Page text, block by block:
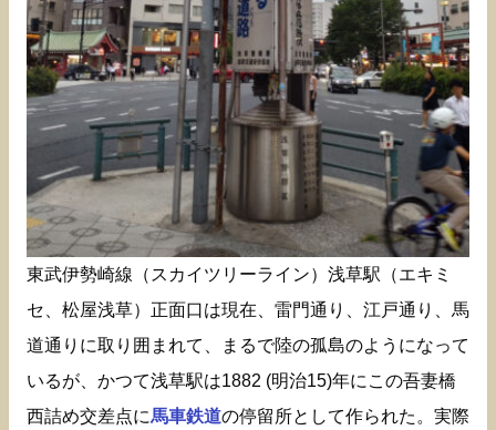
東武伊勢崎線（スカイツリーライン）浅草駅（エキミ
セ、松屋浅草）正面口は現在、雷門通り、江戸通り、馬
道通りに取り囲まれて、まるで陸の孤島のようになって
いるが、かつて浅草駅は1882 (明治15)年にこの吾妻橋
西詰め交差点に馬車鉄道の停留所として作られた。実際